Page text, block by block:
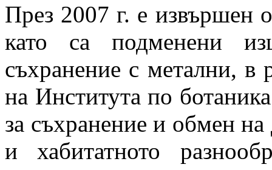
През 2007 г. е извършен
като са подменени
съхранение с метални, в
на Института по
за съхранение и обмен на
и хабитатното